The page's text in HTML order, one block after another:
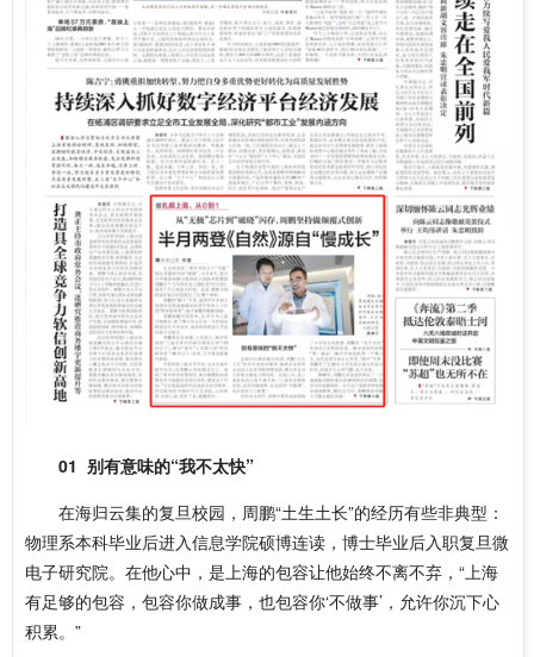
01 别有意味的“我不太快”
在海归云集的复旦校园，周鹏“土生土长”的经历有些非典型：
物理系本科毕业后进入信息学院硕博连读，博士毕业后入职复旦微
电子研究院。在他心中，是上海的包容让他始终不离不弃，“上海
有足够的包容，包容你做成事，也包容你‘不做事’，允许你沉下心
积累。”